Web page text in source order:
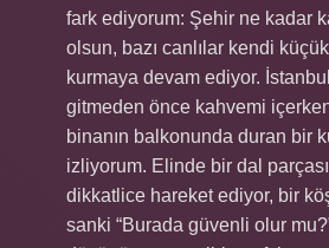
fark ediyorum: Şehir ne kadar
olsun, bazı canlılar kendi küçük
kurmaya devam ediyor.
gitmeden önce kahvemi
binanın balkonunda duran bir
izliyorum. Elinde bir dal
dikkatlice hareket ediyor, bir
sanki “Burada güvenli olur